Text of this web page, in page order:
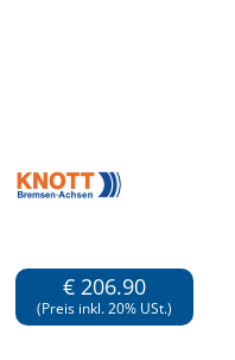
€ 206.90
(Preis inkl. 20% USt.)